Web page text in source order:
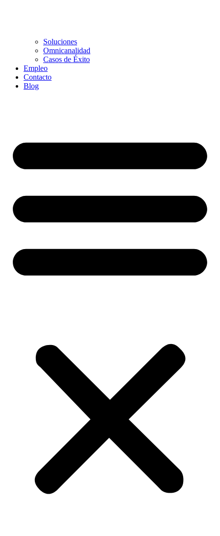
Soluciones
Omnicanalidad
Casos de Éxito
Empleo
Contacto
Blog